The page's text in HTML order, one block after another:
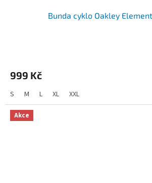
Bunda cyklo Oakley
999 Kč
S M L XL XXL
Akce